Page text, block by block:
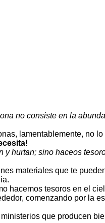
no consiste en la
lamentablemente, no
hurtan; sino haceos
materiales que te
hacemos tesoros en el
comenzando por la
que producen